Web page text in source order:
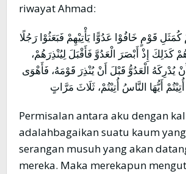
riwayat Ahmad:
كُمَثَلِ قَوْمٍ خَافُوْا عَدُوًّا يَأْتِيْهِمْ فَبَعَثُوْا رَجُلًا
هُمْ كَذَلِكَ إِذْ أَبْصَرَ الْعَدُوَّ فَأَقْبَلَ لِيُنْذِرَهُمْ،
يُدْرِكَهُ الْعَدُوُّ قَبْلَ أَنْ يُنْذِرَ قَوْمَهُ، فَأَهْوَى
أَيُّهَا النَّاسُ أُتِيْتُمْ، ثَلَاثَ مَرَّاتٍ
Permisalan antara aku dengan
adalahbagaikan suatu kaum
serangan musuh yang akan
mereka. Maka merekapun